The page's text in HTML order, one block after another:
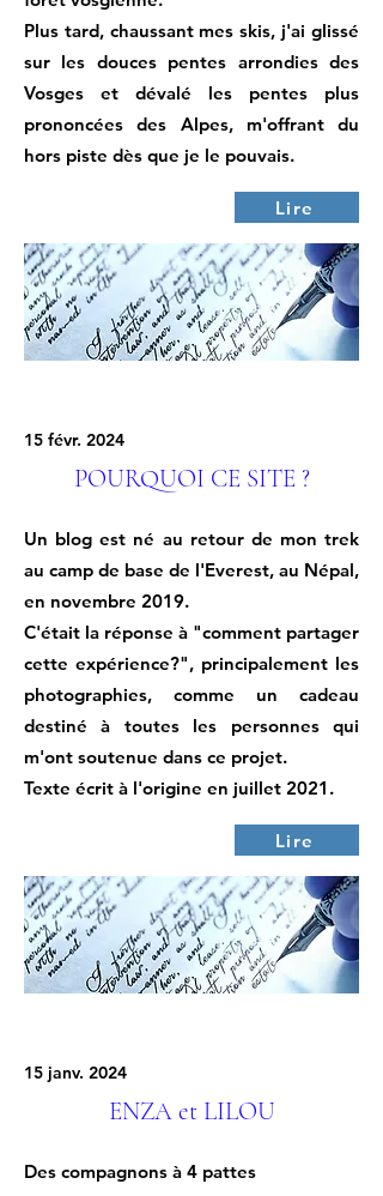
Plus tard, chaussant mes skis, j'ai glissé
sur les douces pentes arrondies des
Vosges et dévalé les pentes plus
prononcées des Alpes, m'offrant du
hors piste dès que je le pouvais.
Lire
15 févr. 2024
POURQUOI CE SITE ?
Un blog est né au retour de mon trek
au camp de base de l'Everest, au Népal,
en novembre 2019.
C'était la réponse à "comment partager
cette expérience?", principalement les
photographies, comme un cadeau
destiné à toutes les personnes qui
m'ont soutenue dans ce projet.
Texte écrit à l'origine en juillet 2021.
Lire
15 janv. 2024
ENZA et LILOU
Des compagnons à 4 pattes